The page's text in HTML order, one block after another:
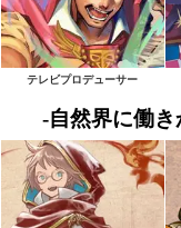
テレビプロデューサー
-自然界に働